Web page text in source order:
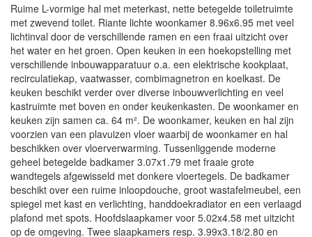
Ruime L-vormige hal met meterkast, nette betegelde toiletruimte
met zwevend toilet. Riante lichte woonkamer 8.96x6.95 met veel
lichtinval door de verschillende ramen en een fraai uitzicht over
het water en het groen. Open keuken in een hoekopstelling met
verschillende inbouwapparatuur o.a. een elektrische kookplaat,
recirculatiekap, vaatwasser, combimagnetron en koelkast. De
keuken beschikt verder over diverse inbouwverlichting en veel
kastruimte met boven en onder keukenkasten. De woonkamer en
keuken zijn samen ca. 64 m². De woonkamer, keuken en hal zijn
voorzien van een plavuizen vloer waarbij de woonkamer en hal
beschikken over vloerverwarming. Tussenliggende moderne
geheel betegelde badkamer 3.07x1.79 met fraaie grote
wandtegels afgewisseld met donkere vloertegels. De badkamer
beschikt over een ruime inloopdouche, groot wastafelmeubel, een
spiegel met kast en verlichting, handdoekradiator en een verlaagd
plafond met spots. Hoofdslaapkamer voor 5.02x4.58 met uitzicht
op de omgeving. Twee slaapkamers resp. 3.99x3.18/2.80 en